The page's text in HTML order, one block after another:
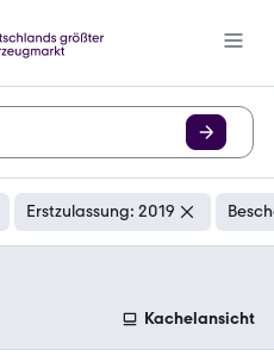
Erstzulassung: 2019
Kachelansicht